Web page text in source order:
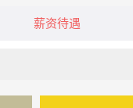
薪资待遇